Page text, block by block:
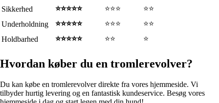
Sikkerhed
⭐⭐⭐⭐⭐ ⭐⭐⭐
⭐⭐
Underholdning
⭐⭐⭐⭐⭐ ⭐⭐⭐
⭐⭐
Holdbarhed
⭐⭐⭐⭐⭐ ⭐⭐ ⭐
Hvordan køber du en tromlerevolver?
Du kan købe en tromlerevolver direkte fra vores hjemmeside. Vi
tilbyder hurtig levering og en fantastisk kundeservice. Besøg vores